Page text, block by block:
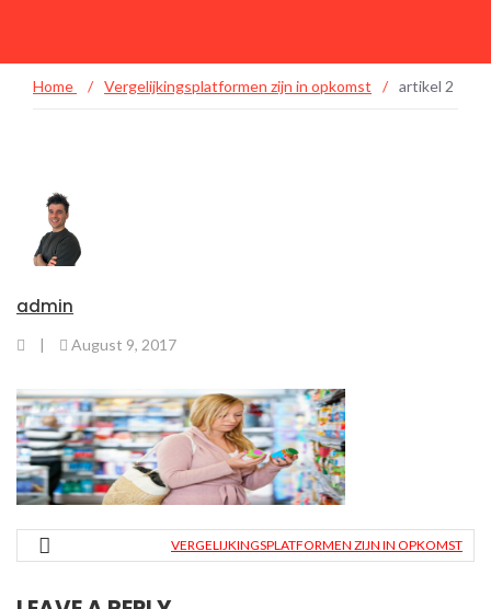
Home / Vergelijkingsplatformen zijn in opkomst / artikel 2
admin
| August 9, 2017
VERGELIJKINGSPLATFORMEN ZIJN IN OPKOMST